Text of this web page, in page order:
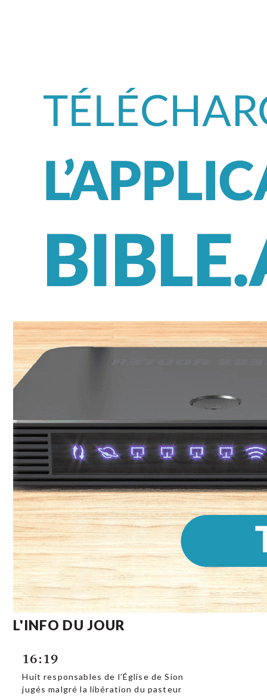
L'INFO DU JOUR
16:19
Huit responsables de l’Église de Sion
jugés malgré la libération du pasteur